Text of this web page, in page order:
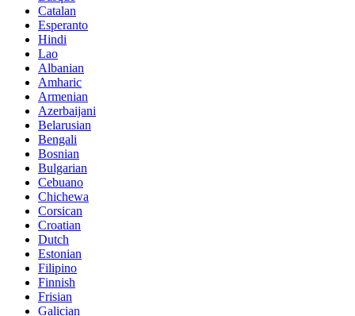
Catalan
Esperanto
Hindi
Lao
Albanian
Amharic
Armenian
Azerbaijani
Belarusian
Bengali
Bosnian
Bulgarian
Cebuano
Chichewa
Corsican
Croatian
Dutch
Estonian
Filipino
Finnish
Frisian
Galician